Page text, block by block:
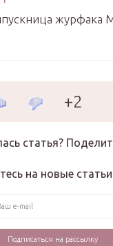
журфака
+2
статья?
на новые